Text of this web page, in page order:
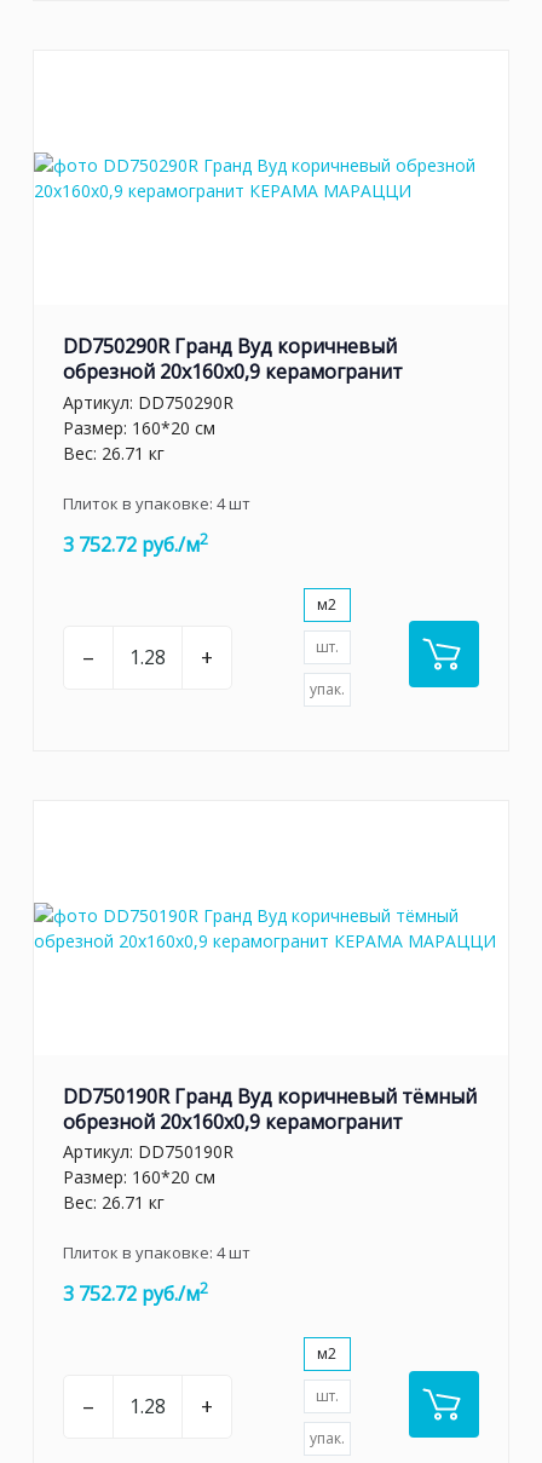
DD750290R Гранд Вуд коричневый
обрезной 20x160x0,9 керамогранит
Артикул: DD750290R
Размер: 160*20 см
Вес: 26.71 кг
Плиток в упаковке: 4шт
3 752.72 руб./м2
– +
м2
шт.
упак.
DD750190R Гранд Вуд коричневый тёмный
обрезной 20x160x0,9 керамогранит
Артикул: DD750190R
Размер: 160*20 см
Вес: 26.71 кг
Плиток в упаковке: 4шт
3 752.72 руб./м2
– +
м2
шт.
упак.